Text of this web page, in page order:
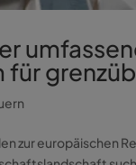
zur europäischen